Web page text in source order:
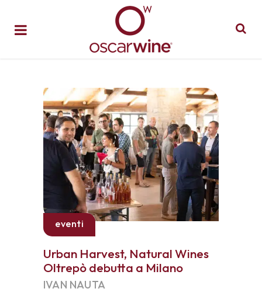
eventi
Urban Harvest, Natural Wines
Oltrepò debutta a Milano
IVAN NAUTA